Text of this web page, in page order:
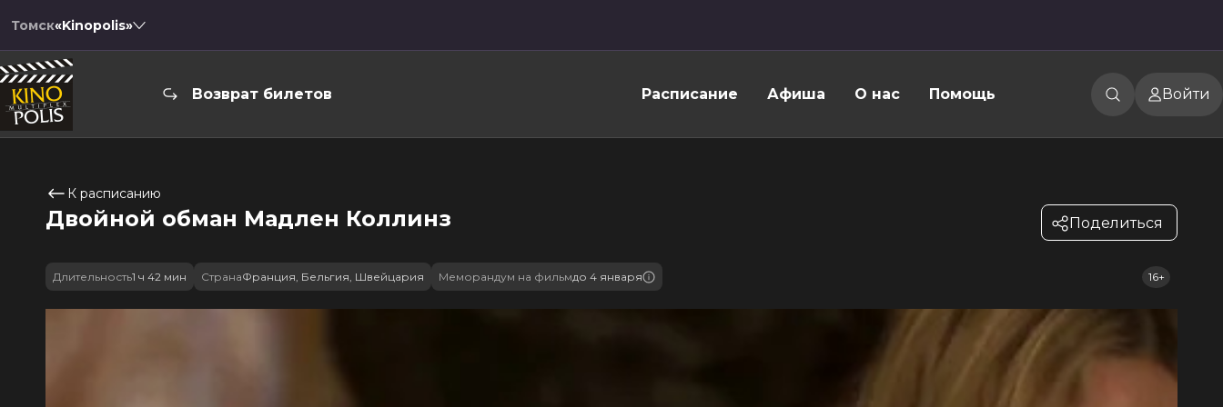
Томск«Kinopolis»
Возврат билетов Расписание Афиша О нас Помощь Войти
К расписанию
Двойной обман Мадлен Коллинз Поделиться
Длительность1 ч 42 мин СтранаФранция, Бельгия, Швейцария Меморандум на фильмдо 4 января 16+